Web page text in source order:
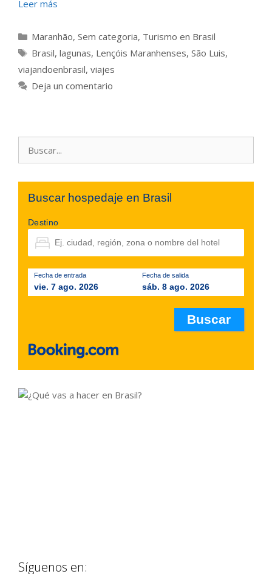
Leer más
Categorías
Maranhão, Sem categoria, Turismo en Brasil
Etiquetas
Brasil, lagunas, Lençóis Maranhenses, São Luis,
viajandoenbrasil, viajes
Deja un comentario
Buscar hospedaje en Brasil
Destino
Fecha de entrada
vie. 7 ago. 2026
Fecha de salida
sáb. 8 ago. 2026
Síguenos en: